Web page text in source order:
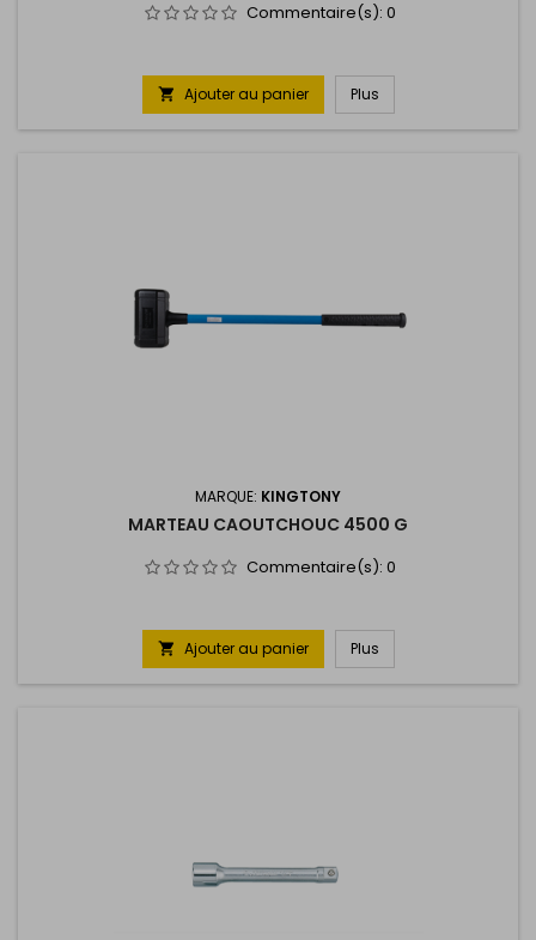
Commentaire(s): 0
 Ajouter au panier Plus
MARQUE: KINGTONY
MARTEAU CAOUTCHOUC 4500 G
Commentaire(s): 0
 Ajouter au panier Plus